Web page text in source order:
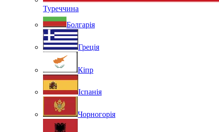
Туреччина
Болгарія
Греція
Кіпр
Іспанія
Чорногорія